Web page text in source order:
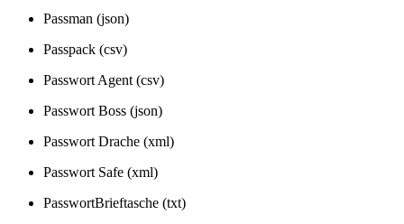
Passman (json)
Passpack (csv)
Passwort Agent (csv)
Passwort Boss (json)
Passwort Drache (xml)
Passwort Safe (xml)
PasswortBrieftasche (txt)